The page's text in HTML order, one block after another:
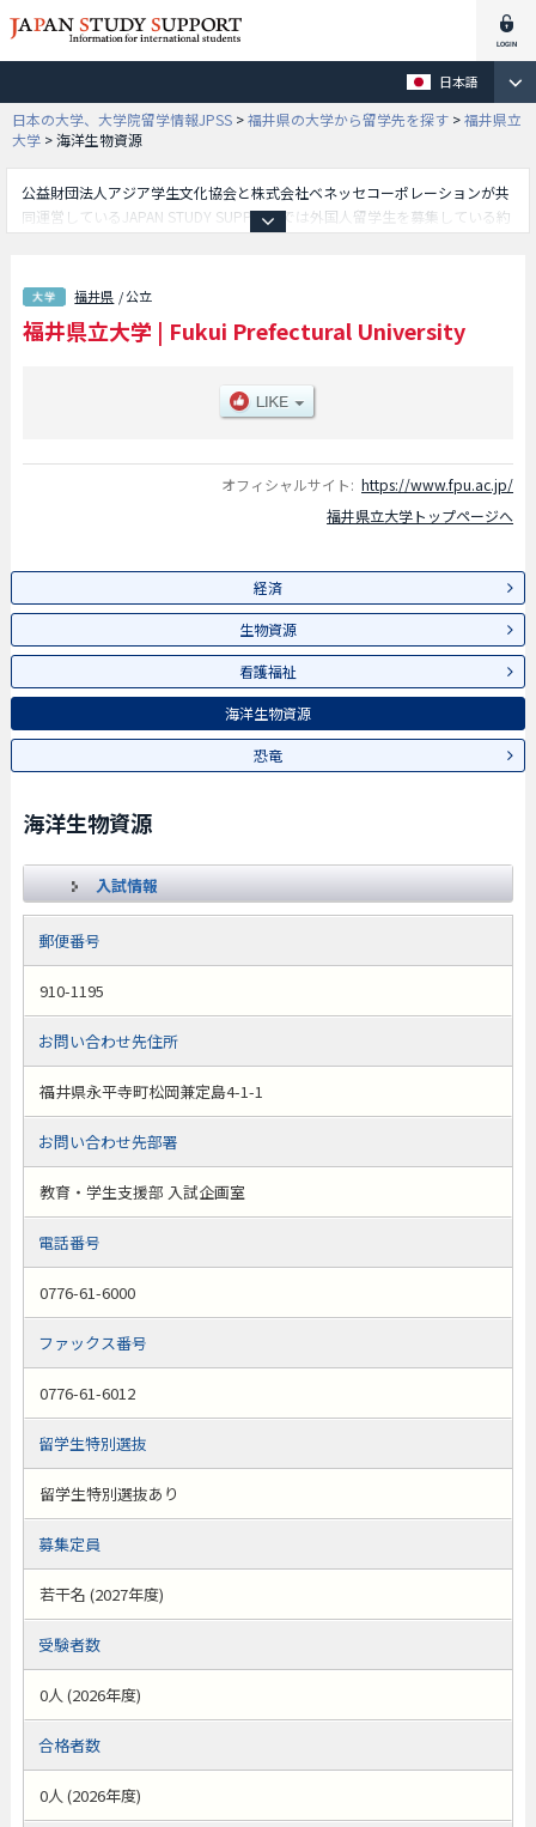
日本語
日本の大学、大学院留学情報JPSS >福井県の大学から留学先を探す >福井県立
大学 >海洋生物資源
公益財団法人アジア学生文化協会と株式会社ベネッセコーポレーションが共
同運営しているJAPAN STUDY SUPPORTでは外国人留学生を募集している約
資源学部や看護福祉学部や海洋生物資源学部や恐竜学部等、学部別情報や、
募集定員や合格者数など入試情報、施設案内、アクセスなど外国人留学生に
必要な情報を掲載しているので是非ご利用ください。
福井県 / 公立
福井県立大学 | Fukui Prefectural University
オフィシャルサイト: https://www.fpu.ac.jp/
福井県立大学トップページへ
経済
生物資源
看護福祉
海洋生物資源
恐竜
海洋生物資源
入試情報
郵便番号
910-1195
お問い合わせ先住所
福井県永平寺町松岡兼定島4-1-1
お問い合わせ先部署
教育・学生支援部 入試企画室
電話番号
0776-61-6000
ファックス番号
0776-61-6012
留学生特別選抜
留学生特別選抜あり
募集定員
若干名 (2027年度)
受験者数
0人 (2026年度)
合格者数
0人 (2026年度)